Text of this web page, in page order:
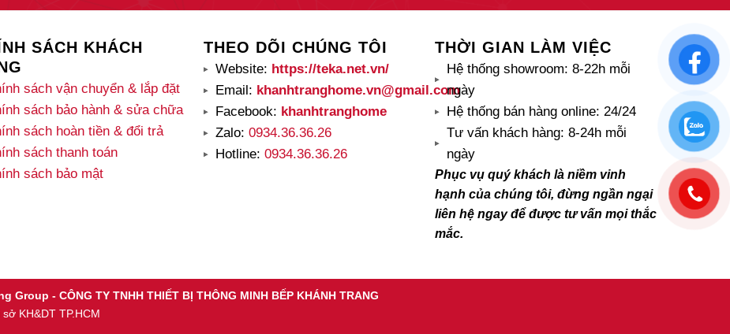
SÁCH KHÁCH
sách vận chuyển & lắp đặt
sách bảo hành & sửa chữa
sách hoàn tiền & đổi trả
sách thanh toán
sách bảo mật
THEO DÕI CHÚNG TÔI
Website: https://teka.net.vn/
Email: khanhtranghome.vn@gmail.com
Facebook: khanhtranghome
Zalo: 0934.36.36.26
Hotline: 0934.36.36.26
THỜI GIAN LÀM VIỆC
Hệ thống showroom: 8-22h mỗi
ngày
Hệ thống bán hàng online: 24/24
Tư vấn khách hàng: 8-24h mỗi
ngày
Phục vụ quý khách là niềm vinh
hạnh của chúng tôi, đừng ngần ngại
liên hệ ngay để được tư vấn mọi thắc
mắc.
Group - CÔNG TY TNHH THIẾT BỊ THÔNG MINH BẾP KHÁNH TRANG
KH&DT TP.HCM